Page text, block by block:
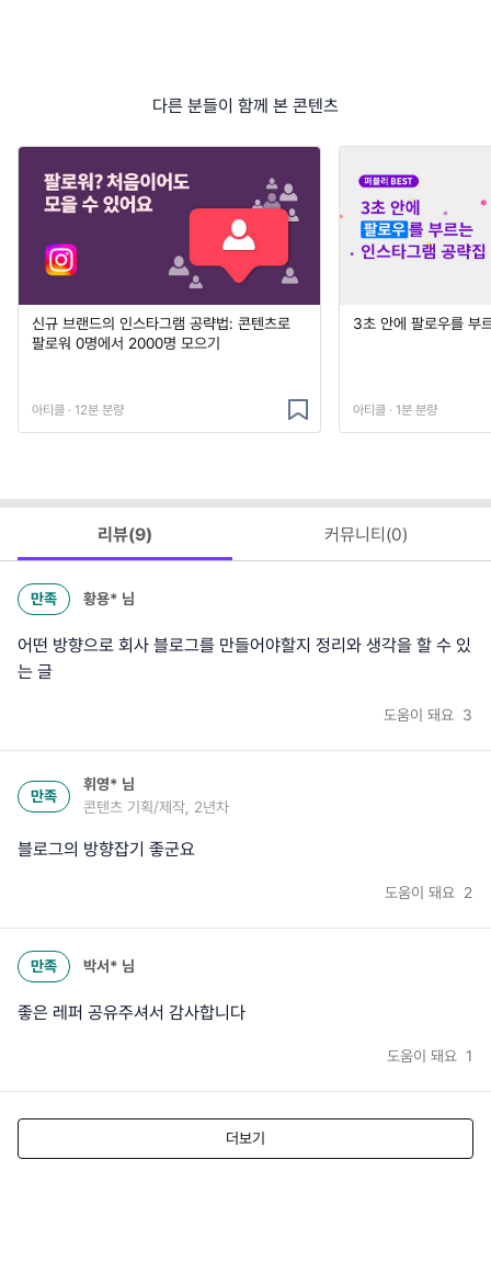
다른 분들이 함께 본 콘텐츠
신규 브랜드의 인스타그램 공략법: 콘텐츠로
팔로워 0명에서 2000명 모으기
아티클 · 12분 분량
3초 안에 팔로우를 부
아티클 · 1분 분량
리뷰(9) 커뮤니티(0)
만족 황용* 님
어떤 방향으로 회사 블로그를 만들어야할지 정리와 생각을 할 수 있
는 글
도움이 돼요 3
만족
휘영* 님
콘텐츠 기획/제작, 2년차
블로그의 방향잡기 좋군요
도움이 돼요 2
만족 박서* 님
좋은 레퍼 공유주셔서 감사합니다
도움이 돼요 1
더보기